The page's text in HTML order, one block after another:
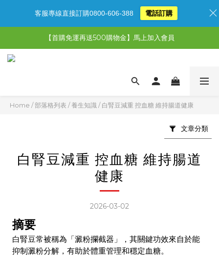
【限時特惠】全館滿1,000送500購物金！
【限時特惠】超值5選3，最高現省1,770元
【首購免運再送500購物金】馬上加入會員
Home /部落格列表 /養生知識 /白腎豆減重 控血糖 維持腸道健康
文章分類
白腎豆減重 控血糖 維持腸道
健康
2026-03-02
摘要
白腎豆常被稱為「澱粉攔截器」，其關鍵功效來自於能
抑制澱粉分解，有助於體重管理和穩定血糖。
客服專線直接訂購0800-606-388 電話訂購